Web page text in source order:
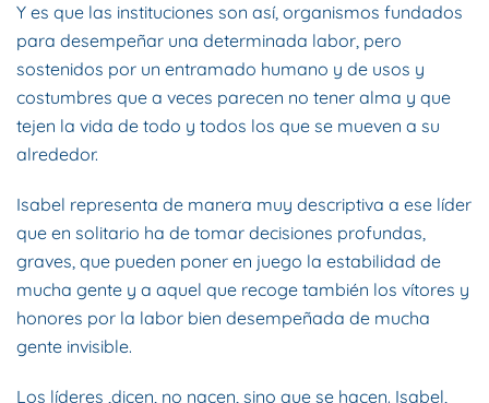
Y es que las instituciones son así, organismos fundados
para desempeñar una determinada labor, pero
sostenidos por un entramado humano y de usos y
costumbres que a veces parecen no tener alma y que
tejen la vida de todo y todos los que se mueven a su
alrededor.
Isabel representa de manera muy descriptiva a ese líder
que en solitario ha de tomar decisiones profundas,
graves, que pueden poner en juego la estabilidad de
mucha gente y a aquel que recoge también los vítores y
honores por la labor bien desempeñada de mucha
gente invisible.
Los líderes ,dicen, no nacen, sino que se hacen. Isabel,